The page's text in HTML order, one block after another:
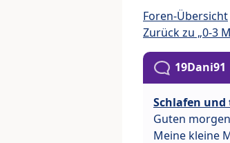
Foren-Übersicht
Zurück zu „0-3
19Dani91
Schlafen
Guten morgen
Meine kleine